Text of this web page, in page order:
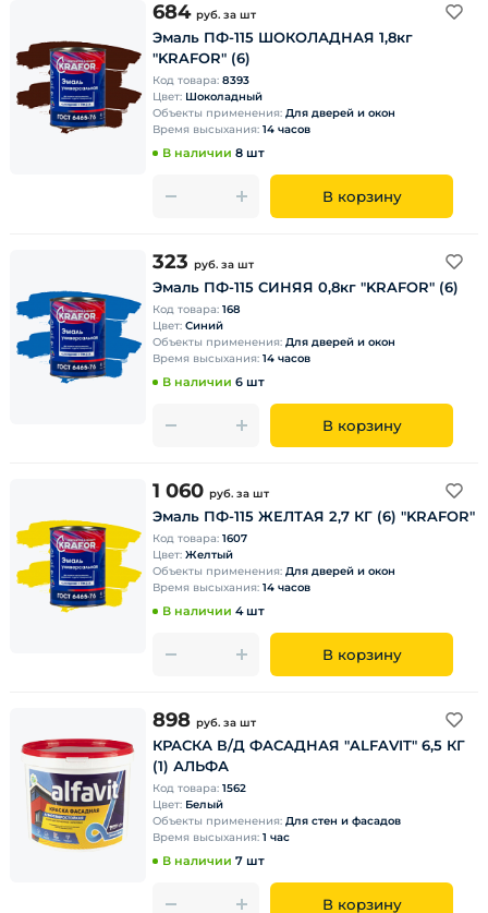
684 руб. за шт
Эмаль ПФ-115 ШОКОЛАДНАЯ 1,8кг
"KRAFOR" (6)
Код товара: 8393
Цвет: Шоколадный
Объекты применения: Для дверей и окон
Время высыхания: 14 часов
В наличии 8 шт
В корзину
323 руб. за шт
Эмаль ПФ-115 СИНЯЯ 0,8кг "KRAFOR" (6)
Код товара: 168
Цвет: Синий
Объекты применения: Для дверей и окон
Время высыхания: 14 часов
В наличии 6 шт
В корзину
1 060 руб. за шт
Эмаль ПФ-115 ЖЕЛТАЯ 2,7 КГ (6) "KRAFOR"
Код товара: 1607
Цвет: Желтый
Объекты применения: Для дверей и окон
Время высыхания: 14 часов
В наличии 4 шт
В корзину
898 руб. за шт
КРАСКА В/Д ФАСАДНАЯ "ALFAVIT" 6,5 КГ
(1) АЛЬФА
Код товара: 1562
Цвет: Белый
Объекты применения: Для стен и фасадов
Время высыхания: 1 час
В наличии 7 шт
В корзину